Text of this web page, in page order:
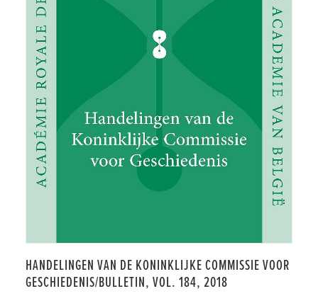
HANDELINGEN VAN DE KONINKLIJKE COMMISSIE VOOR
GESCHIEDENIS/BULLETIN, VOL. 184, 2018